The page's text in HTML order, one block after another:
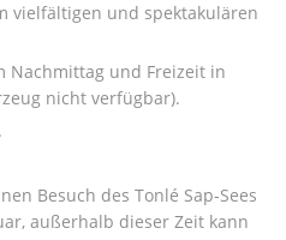
vielfältigen und spektakulären
Nachmittag und Freizeit in
nicht verfügbar).
Besuch des Tonlé Sap-Sees
außerhalb dieser Zeit kann